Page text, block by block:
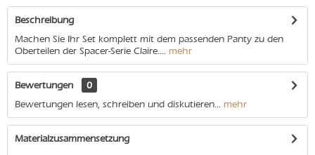
Beschreibung
Machen Sie Ihr Set komplett mit dem passenden Panty zu den
Oberteilen der Spacer-Serie Claire.... mehr
Bewertungen
0
Bewertungen lesen, schreiben und diskutieren... mehr
Materialzusammensetzung